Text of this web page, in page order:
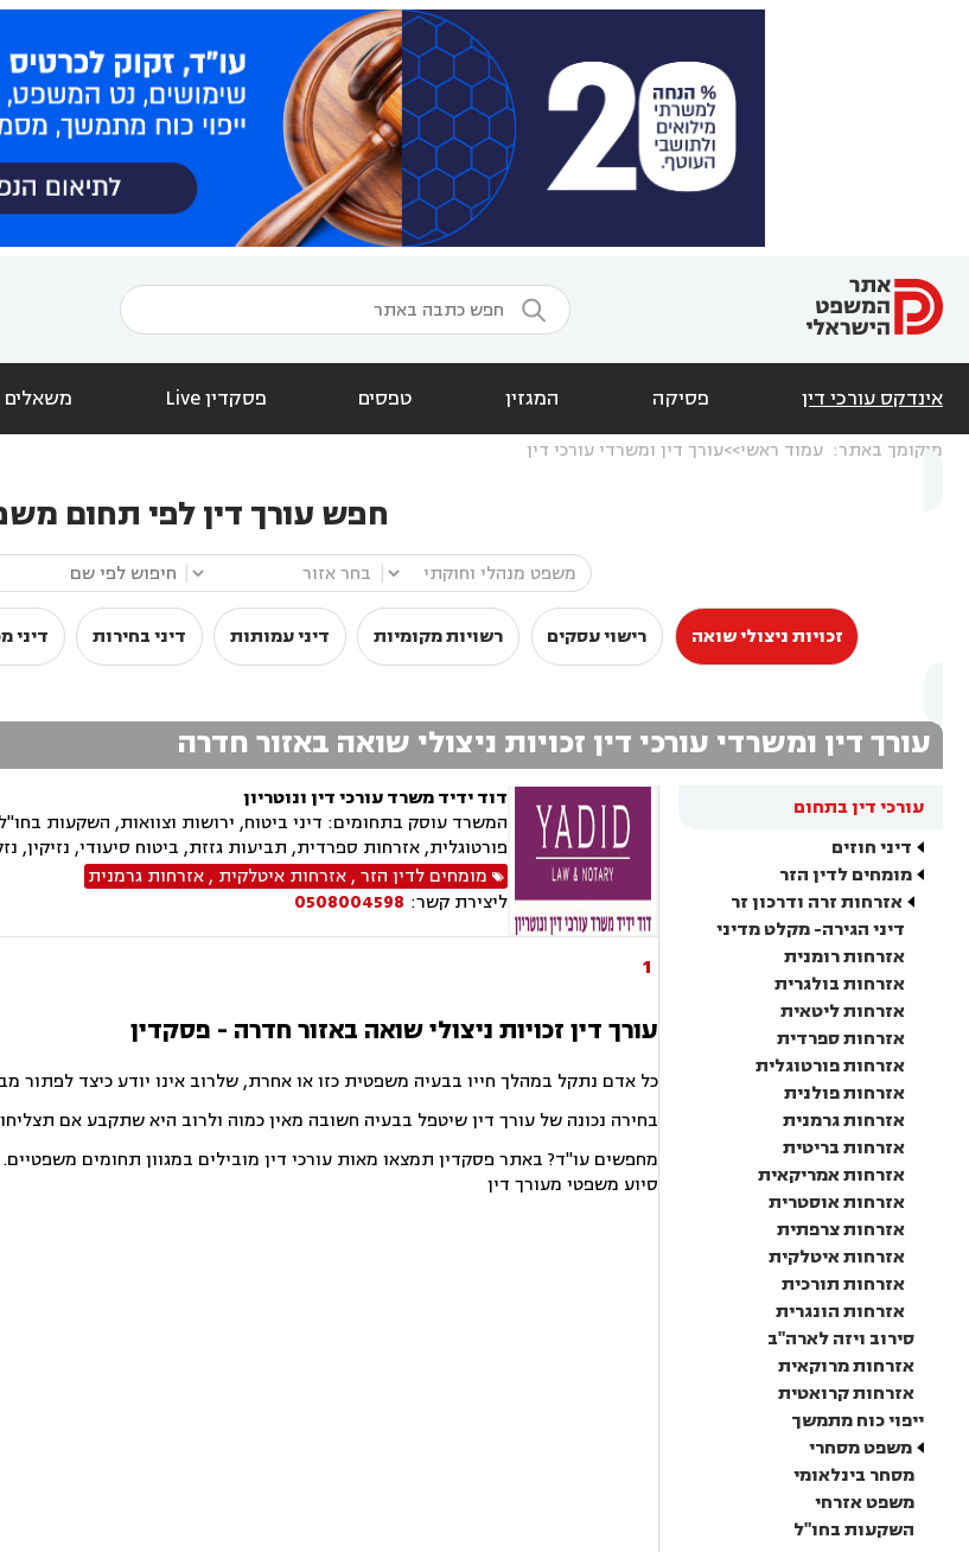

אינדקס עורכי דין פסיקה המגזין טפסים פסקדין Live משאלים
מיקומך באתר: עמוד ראשי עורך דין ומשרדי עורכי דין
חפש עורך דין לפי תחום
זכויות ניצולי שואה רישוי עסקים רשויות מקומיות דיני עמותות דיני בחירות דיני
עורך דין ומשרדי עורכי דין זכויות ניצולי שואה באזור חדרה
עורכי דין בתחום
דיני חוזים
מומחים לדין הזר
אזרחות זרה ודרכון זר
דיני הגירה- מקלט מדיני
אזרחות רומנית
אזרחות בולגרית
אזרחות ליטאית
אזרחות ספרדית
אזרחות פורטוגלית
אזרחות פולנית
אזרחות גרמנית
אזרחות בריטית
אזרחות אמריקאית
אזרחות אוסטרית
אזרחות צרפתית
אזרחות איטלקית
אזרחות תורכית
אזרחות הונגרית
סירוב ויזה לארה"ב
אזרחות מרוקאית
אזרחות קרואטית
ייפוי כוח מתמשך
משפט מסחרי
מסחר בינלאומי
משפט אזרחי
השקעות בחו"ל
דוד ידיד משרד עורכי דין ונוטריון
המשרד עוסק בתחומים: דיני ביטוח, ירושות וצוואות, השקעות
פורטוגלית, אזרחות ספרדית, תביעות גזזת, ביטוח סיעודי,
מומחים לדין הזר,אזרחות איטלקית ,אזרחות גרמנית
ליצירת קשר: 0508004598
1
עורך דין זכויות ניצולי שואה באזור חדרה - פסקדין
כל אדם נתקל במהלך חייו בבעיה משפטית כזו או אחרת, שלרוב אינו יודע כיצד לפתור
בחירה נכונה של עורך דין שיטפל בבעיה חשובה מאין כמוה ולרוב היא שתקבע אם תצליחו
מחפשים עו"ד? באתר פסקדין תמצאו מאות עורכי דין מובילים במגוון תחומים משפטיים.
סיוע משפטי מעורך דין